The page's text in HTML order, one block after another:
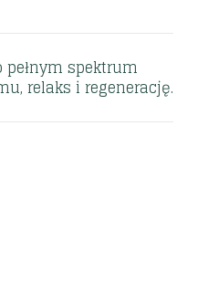
spektrum
relaks i regenerację.